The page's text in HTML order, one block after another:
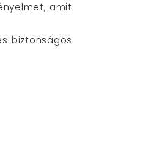
amit
biztonságos